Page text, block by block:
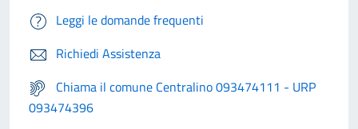
Leggi le domande frequenti
Richiedi Assistenza
Chiama il comune Centralino 093474111 - URP
093474396